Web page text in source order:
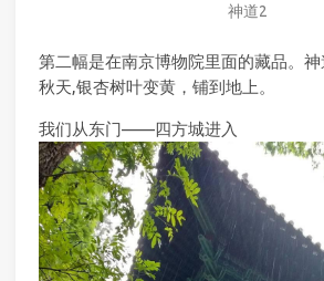
神道2
第二幅是在南京博物院里面的藏品。
秋天,银杏树叶变黄，铺到地上。
我们从东门——四方城进入